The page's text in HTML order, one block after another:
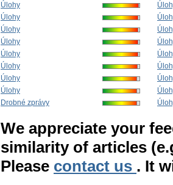
Úlohy
Úlohy
Úlohy
Úlohy
Úlohy
Úlohy
Úlohy
Úlohy
Drobné zprávy
We appreciate your
similarity of articles
Please contact us . It